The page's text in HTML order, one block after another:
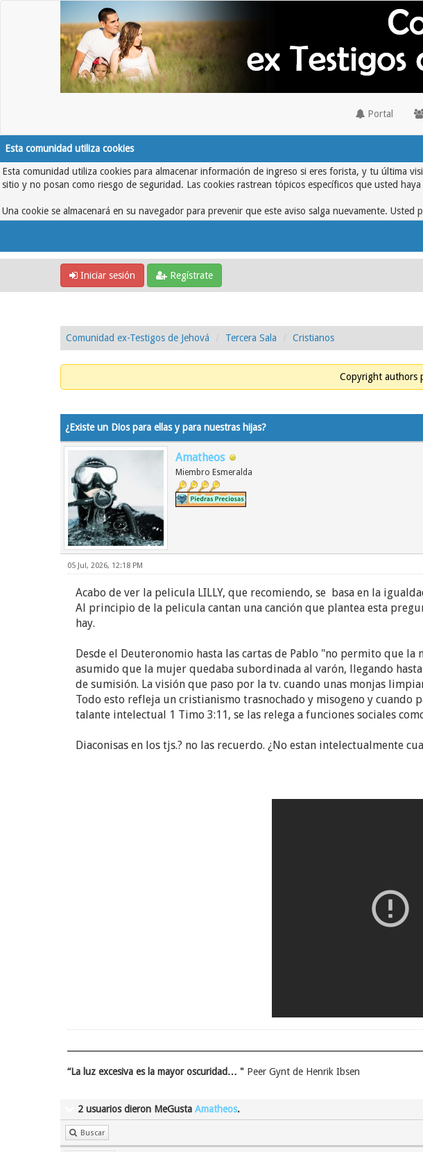
Portal
Esta comunidad utiliza cookies
Esta comunidad utiliza cookies para almacenar información de ingreso si eres forista, y tu última
sitio y no posan como riesgo de seguridad. Las cookies rastrean tópicos específicos que usted
Una cookie se almacenará en su navegador para prevenir que este aviso salga nuevamente.
Iniciar sesión Regístrate
Comunidad ex-Testigos de Jehová Tercera Sala Cristianos
Copyright authors
¿Existe un Dios para ellas y para nuestras hijas?
Amatheos
Miembro Esmeralda
05 Jul, 2026, 12:18 PM
Acabo de ver la pelicula LILLY, que recomiendo, se basa en la
Al principio de la pelicula cantan una canción que plantea esta
hay.
Desde el Deuteronomio hasta las cartas de Pablo "no permito que
asumido que la mujer quedaba subordinada al varón, llegando
de sumisión. La visión que paso por la tv. cuando unas monjas
Todo esto refleja un cristianismo trasnochado y misogeno y cuando
talante intelectual 1 Timo 3:11, se las relega a funciones sociales
Diaconisas en los tjs.? no las recuerdo. ¿No estan intelectualmente
“La luz excesiva es la mayor oscuridad… " Peer Gynt de Henrik Ibsen
2 usuarios dieron MeGusta Amatheos.
Buscar